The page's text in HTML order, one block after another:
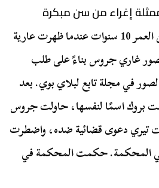
إغراء من سن مبكرة
كانت بروك شيلدز تبلغ من العمر 10 سنوات عندما ظهرت عارية
غاري جروس بناءً على طلب
في مجلة تابع لبلاي بوي. بعد
بروك اسمًا لنفسها، حاولت جروس
تيري دعوى قضائية ضده، واضطرت
في المحكمة. حكمت المحكمة في